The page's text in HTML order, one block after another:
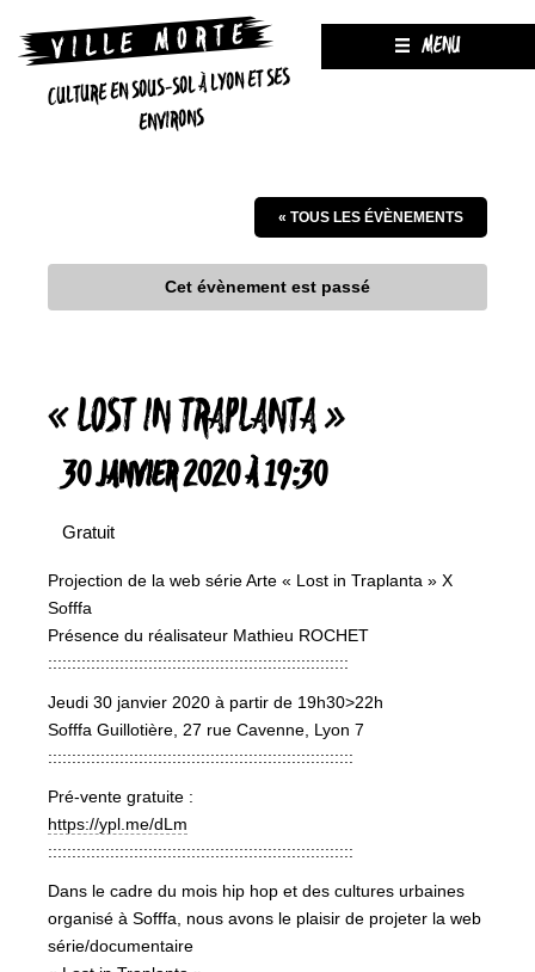
CULTURE EN SOUS-SOL À LYON ET SES
ENVIRONS
MENU
« TOUS LES ÉVÈNEMENTS
Cet évènement est passé
« LOST IN TRAPLANTA »
30 JANVIER 2020 À 19:30
Gratuit
Projection de la web série Arte « Lost in Traplanta » X
Sofffa
Présence du réalisateur Mathieu ROCHET
:::::::::::::::::::::::::::::::::::::::::::::::::::::::::::::::
Jeudi 30 janvier 2020 à partir de 19h30>22h
Sofffa Guillotière, 27 rue Cavenne, Lyon 7
::::::::::::::::::::::::::::::::::::::::::::::::::::::::::::::::
Pré-vente gratuite :
https://ypl.me/dLm
::::::::::::::::::::::::::::::::::::::::::::::::::::::::::::::::
Dans le cadre du mois hip hop et des cultures urbaines
organisé à Sofffa, nous avons le plaisir de projeter la web
série/documentaire